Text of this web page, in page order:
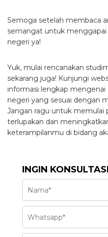
Semoga setelah membaca
semangat untuk
negeri ya!
Yuk, mulai rencanakan
sekarang juga! Kunjungi
informasi lengkap mengenai
negeri yang sesuai dengan
Jangan ragu untuk memulai
terlupakan dan
keterampilanmu di bidang
INGIN